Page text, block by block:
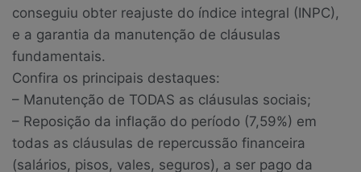
conseguiu obter reajuste do índice integral (INPC),
e a garantia da manutenção de cláusulas
fundamentais.
Confira os principais destaques:
– Manutenção de TODAS as cláusulas sociais;
– Reposição da inflação do período (7,59%) em
todas as cláusulas de repercussão financeira
(salários, pisos, vales, seguros), a ser pago da